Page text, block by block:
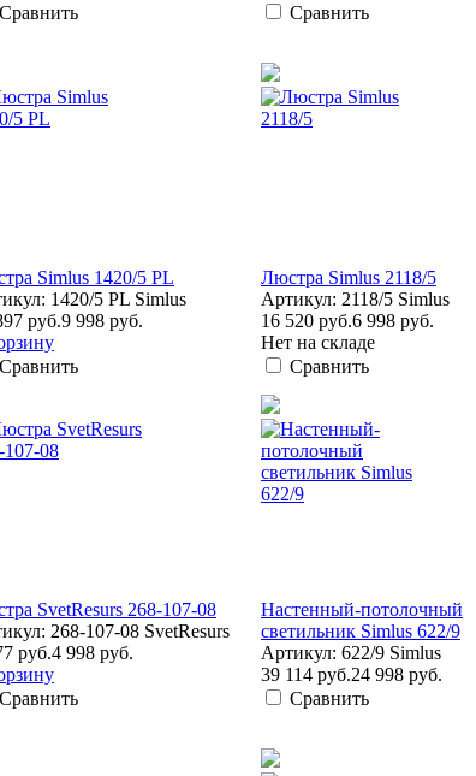
Сравнить
Сравнить
Simlus 1420/5 PL
1420/5 PL Simlus
руб.9 998 руб.
Сравнить
Люстра Simlus 2118/5
Артикул: 2118/5 Simlus
16 520 руб.6 998 руб.
Нет на складе
Сравнить
SvetResurs 268-107-08
268-107-08 SvetResurs
руб.4 998 руб.
Сравнить
Настенный-потолочный
светильник Simlus 622/9
Артикул: 622/9 Simlus
39 114 руб.24 998 руб.
Сравнить